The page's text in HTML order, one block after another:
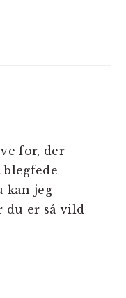
for, der
kan jeg
du er så vild